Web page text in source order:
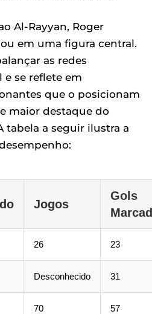
Al-Rayyan, Roger
em uma figura central.
as redes
e se reflete em
que o posicionam
maior destaque do
tabela a seguir ilustra a
Jogos
Gols
26 23
Desconhecido 31
70 57